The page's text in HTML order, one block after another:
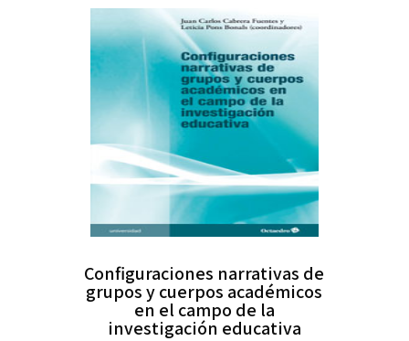
Configuraciones narrativas de
grupos y cuerpos académicos
en el campo de la
investigación educativa